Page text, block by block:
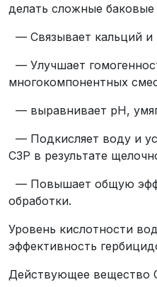
делать сложные баковые
— Связывает кальций и
— Улучшает
многокомпонентных
— выравнивает рН,
— Подкисляет воду и
СЗР в результате
— Повышает общую
обработки.
Уровень кислотности
эффективность
Действующее вещество